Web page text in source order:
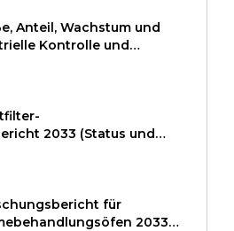
Anteil, Wachstum und
Kontrolle und
nach Komponenten
Dienstleistungen), nach
(Automobile,
Dienstprogramme,
& Defense) und
20313131313131313131
2033 (Status und
für
2033